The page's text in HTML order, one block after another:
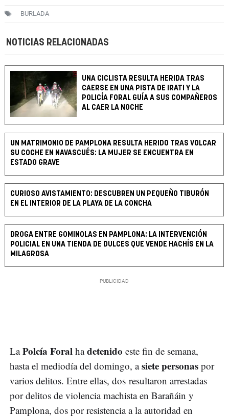
BURLADA
NOTICIAS RELACIONADAS
UNA CICLISTA RESULTA HERIDA TRAS
CAERSE EN UNA PISTA DE IRATI Y LA
POLICÍA FORAL GUÍA A SUS COMPAÑEROS
AL CAER LA NOCHE
UN MATRIMONIO DE PAMPLONA RESULTA HERIDO TRAS VOLCAR
SU COCHE EN NAVASCUÉS: LA MUJER SE ENCUENTRA EN
ESTADO GRAVE
CURIOSO AVISTAMIENTO: DESCUBREN UN PEQUEÑO TIBURÓN
EN EL INTERIOR DE LA PLAYA DE LA CONCHA
DROGA ENTRE GOMINOLAS EN PAMPLONA: LA INTERVENCIÓN
POLICIAL EN UNA TIENDA DE DULCES QUE VENDE HACHÍS EN LA
MILAGROSA
LaPolcía Foral hadetenido este fin de semana,
hasta el mediodía del domingo, asiete personas por
varios delitos. Entre ellas, dos resultaron arrestadas
por delitos de violencia machista en Barañáin y
Pamplona, dos por resistencia a la autoridad en